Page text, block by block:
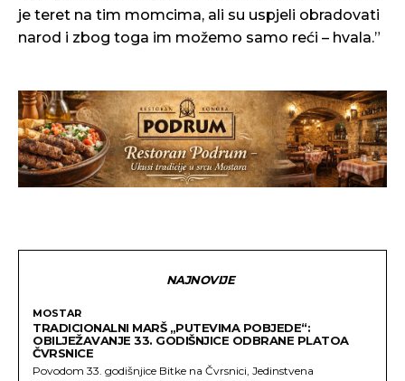
je teret na tim momcima, ali su uspjeli obradovati
narod i zbog toga im možemo samo reći – hvala.”
NAJNOVIJE
MOSTAR
TRADICIONALNI MARŠ „PUTEVIMA POBJEDE“:
OBILJEŽAVANJE 33. GODIŠNJICE ODBRANE PLATOA
ČVRSNICE
Povodom 33. godišnjice Bitke na Čvrsnici, Jedinstvena